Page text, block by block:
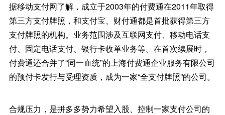
据移动支付网了解，成立于2003年的付费通在2011年取得
第三方支付牌照，和支付宝、财付通都是首批获得第三方
支付牌照的机构。业务范围涉及互联网支付、移动电话支
付、固定电话支付、银行卡收单业务等。在首次续展时，
付费通还合并了“同一血统”的上海付费通企业服务有限公司
的预付卡发行与受理资质，成为一家“全支付牌照”的公司。
合规压力，是拼多多势力希望入股、控制一家支付公司的